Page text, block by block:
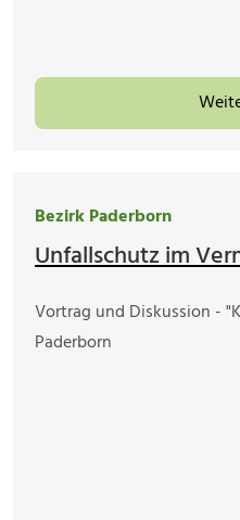
Bezirk Paderborn
Unfallschutz im
Vortrag und Diskussion -
Paderborn